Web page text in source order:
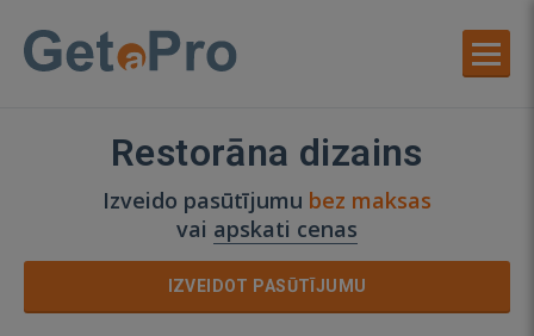
Restorāna dizains
Izveido pasūtījumu bez maksas
vai apskati cenas
IZVEIDOT PASŪTĪJUMU